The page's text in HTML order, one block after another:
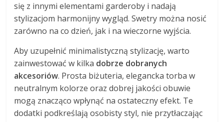
się z innymi elementami garderoby i nadają
stylizacjom harmonijny wygląd. Swetry można nosić
zarówno na co dzień, jak i na wieczorne wyjścia.
Aby uzupełnić minimalistyczną stylizację, warto
zainwestować w kilka dobrze dobranych
akcesoriów. Prosta biżuteria, elegancka torba w
neutralnym kolorze oraz dobrej jakości obuwie
mogą znacząco wpłynąć na ostateczny efekt. Te
dodatki podkreślają osobisty styl, nie przytłaczając